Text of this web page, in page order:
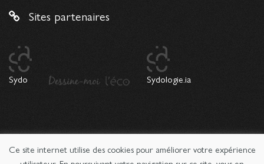
Sites partenaires
Sydo Sydologie.ia
© 2026 Copyright Sydologie. Le magazine de l'innovation
Ce site internet utilise des cookies pour améliorer votre expérience